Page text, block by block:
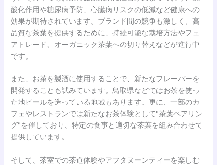
酸化作用や糖尿病予防、心臓病リスクの低減など健康への
効果が期待されています。ブランド間の競争も激しく、高
品質な茶葉を提供するために、持続可能な栽培方法やフェ
アトレード、オーガニック茶葉への切り替えなどが進行中
です。
また、お茶を製酒に使用することで、新たなフレーバーを
開発することも試みています。鳥取県などではお茶を使っ
た地ビールを造っている地域もあります。更に、一部のカ
フェやレストランでは新たなお茶体験として"茶葉ペアリン
グ"を催しており、特定の食事と適切な茶葉を組み合わせて
提供しています。
そして、茶室での茶道体験やアフタヌーンティーを楽しむ